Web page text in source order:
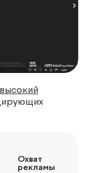
высокий
Охват
рекламы